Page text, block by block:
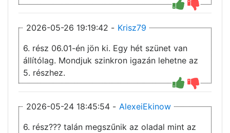
2026-05-26 19:19:42 - Krisz79
6. rész 06.01-én jön ki. Egy hét szünet van
állítólag. Mondjuk szinkron igazán lehetne az
5. részhez.
2026-05-24 18:45:54 - AlexeiEkinow
6. rész??? talán megszűnik az oladal mint az